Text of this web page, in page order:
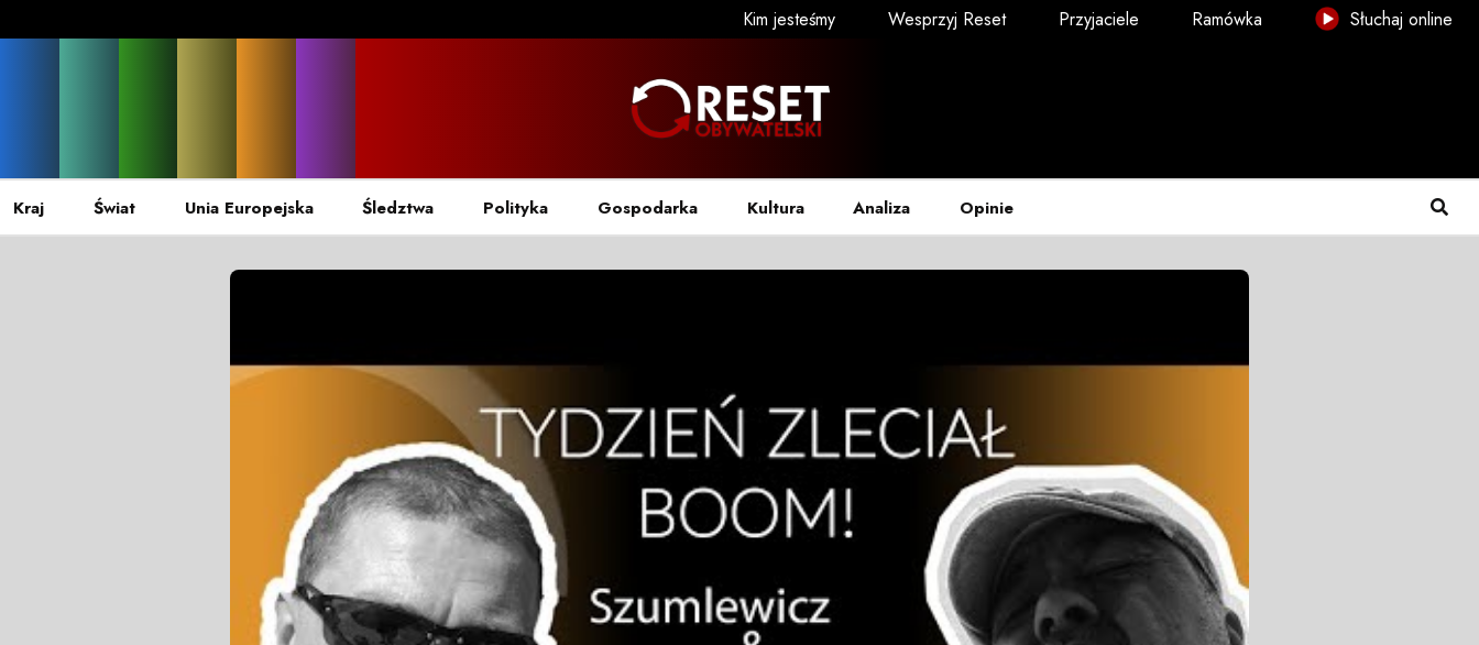
Kim jesteśmy Wesprzyj Reset Przyjaciele Ramówka Słuchaj online
Kraj Świat Unia Europejska Śledztwa Polityka Gospodarka Kultura Analiza Opinie